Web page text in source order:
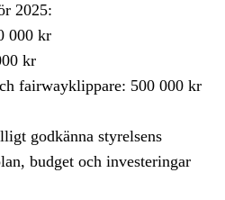
2025:
000 kr
kr
fairwayklippare: 500 000 kr
godkänna styrelsens
budget och investeringar